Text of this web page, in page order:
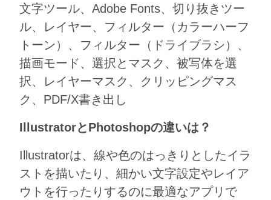
文字ツール、Adobe Fonts、切り抜きツー
ル、レイヤー、フィルター（カラーハーフ
トーン）、フィルター（ドライブラシ）、
描画モード、選択とマスク、被写体を選
択、レイヤーマスク、クリッピングマス
ク、PDF/X書き出し
IllustratorとPhotoshopの違いは？
Illustratorは、線や色のはっきりとしたイラ
ストを描いたり、細かい文字設定やレイア
ウトを行ったりするのに最適なアプリで